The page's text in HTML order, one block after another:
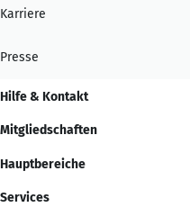
Karriere
Presse
Hilfe & Kontakt
Mitgliedschaften
Hauptbereiche
Services